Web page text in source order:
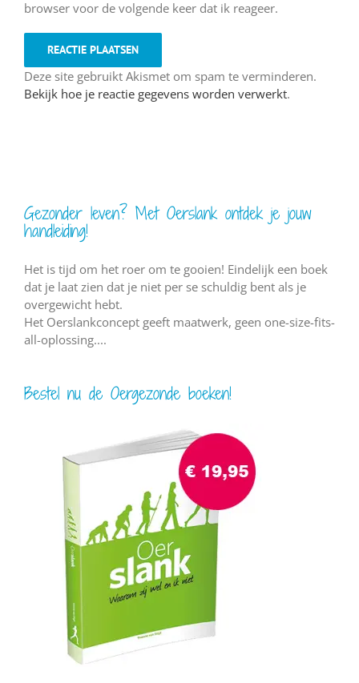
browser voor de volgende keer dat ik reageer.
Deze site gebruikt Akismet om spam te verminderen.
Bekijk hoe je reactie gegevens worden verwerkt.
Gezonder leven? Met Oerslank ontdek je jouw
handleiding!
Het is tijd om het roer om te gooien! Eindelijk een boek
dat je laat zien dat je niet per se schuldig bent als je
overgewicht hebt.
Het Oerslankconcept geeft maatwerk, geen one-size-fits-
all-oplossing....
Bestel nu de Oergezonde boeken!